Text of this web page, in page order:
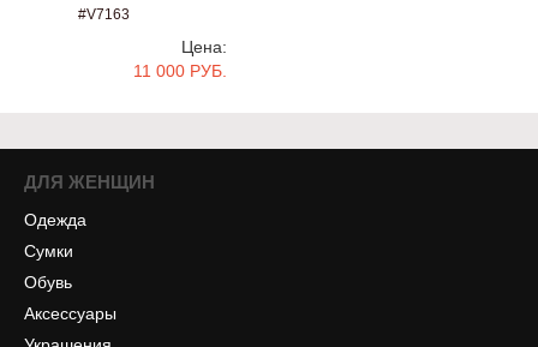
#V7163
Цена:
11 000 РУБ.
ДЛЯ ЖЕНЩИН
Одежда
Сумки
Обувь
Аксессуары